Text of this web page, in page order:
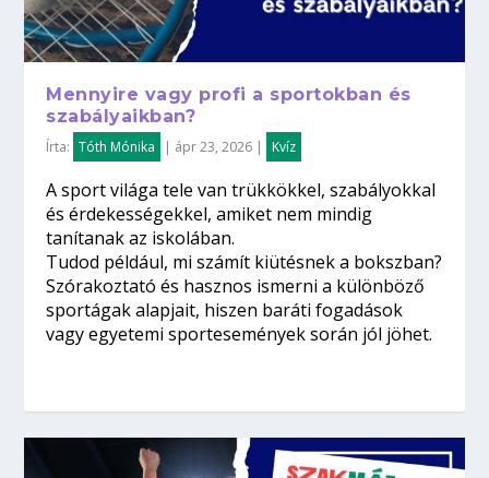
Mennyire vagy profi a sportokban és
szabályaikban?
Írta: Tóth Mónika | ápr 23, 2026 | Kvíz
A sport világa tele van trükkökkel, szabályokkal
és érdekességekkel, amiket nem mindig
tanítanak az iskolában.
Tudod például, mi számít kiütésnek a bokszban?
Szórakoztató és hasznos ismerni a különböző
sportágak alapjait, hiszen baráti fogadások
vagy egyetemi sportesemények során jól jöhet.